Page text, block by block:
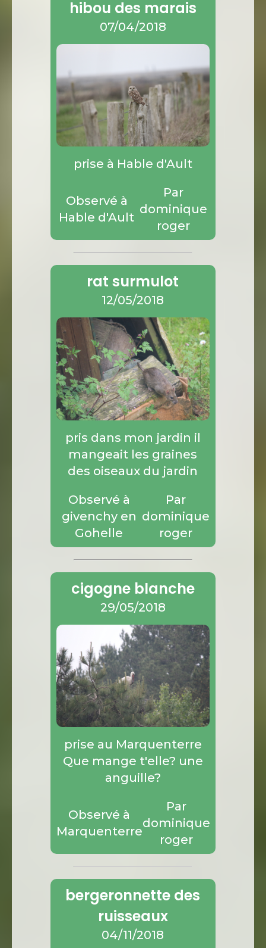
hibou des marais
07/04/2018
prise à Hable d'Ault
Observé à
Hable d'Ault
Par
dominique
roger
rat surmulot
12/05/2018
pris dans mon jardin il
mangeait les graines
des oiseaux du jardin
Observé à
givenchy en
Gohelle
Par
dominique
roger
cigogne blanche
29/05/2018
prise au Marquenterre
Que mange t'elle? une
anguille?
Observé à
Marquenterre
Par
dominique
roger
bergeronnette des
ruisseaux
04/11/2018